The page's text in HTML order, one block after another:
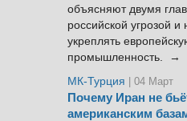
объясняют двумя
российской угрозой
укреплять
промышленность. →
МК-Турция
| 04 Март
Почему Иран не
американским